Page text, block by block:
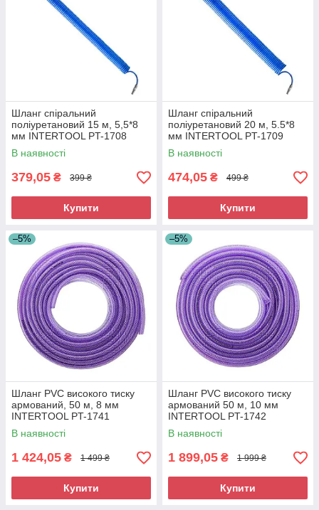
Шланг спіральний
поліуретановий 15 м, 5,5*8
мм INTERTOOL PT-1708
В наявності
379,05 ₴ 399 ₴
Купити
Шланг спіральний
поліуретановий 20 м, 5.5*8
мм INTERTOOL PT-1709
В наявності
474,05 ₴ 499 ₴
Купити
–5%
Шланг PVC високого тиску
армований, 50 м, 8 мм
INTERTOOL PT-1741
В наявності
1 424,05 ₴ 1 499 ₴
Купити
–5%
Шланг PVC високого тиску
армований 50 м, 10 мм
INTERTOOL PT-1742
В наявності
1 899,05 ₴ 1 999 ₴
Купити